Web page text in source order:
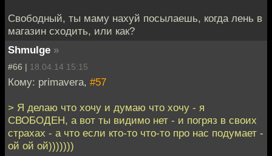
Свободный, ты маму нахуй посылаешь, когда лень в
магазин сходить, или как?
Shmulge »
#66 | 18.04.14 15:15
Кому: primavera, #57
> Я делаю что хочу и думаю что хочу - я
СВОБОДЕН, а вот ты видимо нет - и погряз в своих
страхах - а что если кто-то что-то про нас подумает -
ой ой ой)))))))